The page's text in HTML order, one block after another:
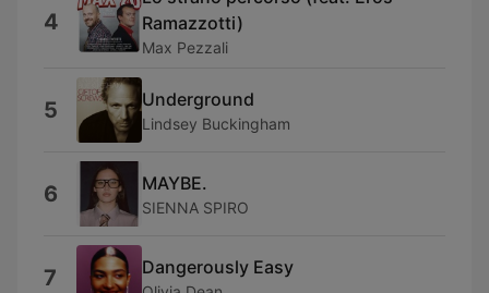
4
Ramazzotti)
Max Pezzali
5 Underground
Lindsey Buckingham
6 MAYBE.
SIENNA SPIRO
7 Dangerously Easy